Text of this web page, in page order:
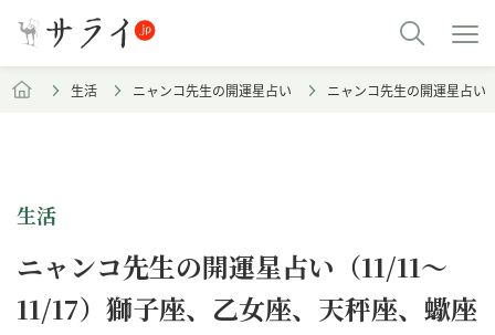
生活 ニャンコ先生の開運星占い ニャンコ先生の開運星占
生活
ニャンコ先生の開運星占い（11/11～
11/17）獅子座、乙女座、天秤座、蠍座